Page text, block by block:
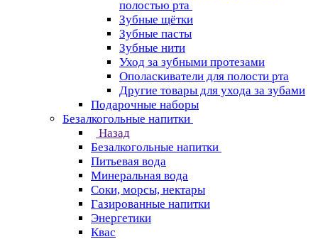
полостью рта
Зубные щётки
Зубные пасты
Зубные нити
Уход за зубными протезами
Ополаскиватели для полости рта
Другие товары для ухода за зубами
Подарочные наборы
Безалкогольные напитки
Назад
Безалкогольные напитки
Питьевая вода
Минеральная вода
Соки, морсы, нектары
Газированные напитки
Энергетики
Квас